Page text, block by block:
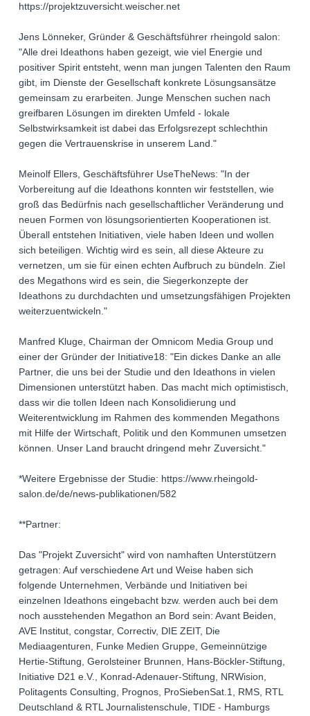
https://projektzuversicht.weischer.net
Jens Lönneker, Gründer & Geschäftsführer rheingold salon:
"Alle drei Ideathons haben gezeigt, wie viel Energie und
positiver Spirit entsteht, wenn man jungen Talenten den Raum
gibt, im Dienste der Gesellschaft konkrete Lösungsansätze
gemeinsam zu erarbeiten. Junge Menschen suchen nach
greifbaren Lösungen im direkten Umfeld - lokale
Selbstwirksamkeit ist dabei das Erfolgsrezept schlechthin
gegen die Vertrauenskrise in unserem Land."
Meinolf Ellers, Geschäftsführer UseTheNews: "In der
Vorbereitung auf die Ideathons konnten wir feststellen, wie
groß das Bedürfnis nach gesellschaftlicher Veränderung und
neuen Formen von lösungsorientierten Kooperationen ist.
Überall entstehen Initiativen, viele haben Ideen und wollen
sich beteiligen. Wichtig wird es sein, all diese Akteure zu
vernetzen, um sie für einen echten Aufbruch zu bündeln. Ziel
des Megathons wird es sein, die Siegerkonzepte der
Ideathons zu durchdachten und umsetzungsfähigen Projekten
weiterzuentwickeln."
Manfred Kluge, Chairman der Omnicom Media Group und
einer der Gründer der Initiative18: "Ein dickes Danke an alle
Partner, die uns bei der Studie und den Ideathons in vielen
Dimensionen unterstützt haben. Das macht mich optimistisch,
dass wir die tollen Ideen nach Konsolidierung und
Weiterentwicklung im Rahmen des kommenden Megathons
mit Hilfe der Wirtschaft, Politik und den Kommunen umsetzen
können. Unser Land braucht dringend mehr Zuversicht."
*Weitere Ergebnisse der Studie: https://www.rheingold-
salon.de/de/news-publikationen/582
**Partner:
Das "Projekt Zuversicht" wird von namhaften Unterstützern
getragen: Auf verschiedene Art und Weise haben sich
folgende Unternehmen, Verbände und Initiativen bei
einzelnen Ideathons eingebacht bzw. werden auch bei dem
noch ausstehenden Megathon an Bord sein: Avant Beiden,
AVE Institut, congstar, Correctiv, DIE ZEIT, Die
Mediaagenturen, Funke Medien Gruppe, Gemeinnützige
Hertie-Stiftung, Gerolsteiner Brunnen, Hans-Böckler-Stiftung,
Initiative D21 e.V., Konrad-Adenauer-Stiftung, NRWision,
Politagents Consulting, Prognos, ProSiebenSat.1, RMS, RTL
Deutschland & RTL Journalistenschule, TIDE - Hamburgs